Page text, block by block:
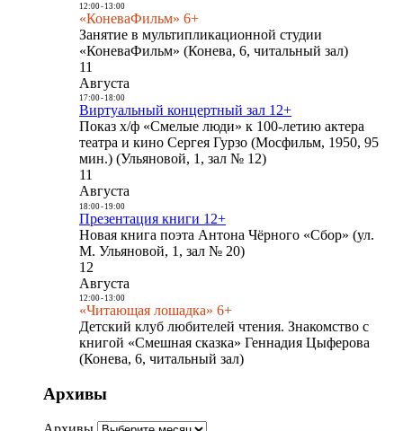
12:00- 13:00
«КоневаФильм» 6+
Занятие в мультипликационной студии
«КоневаФильм» (Конева, 6, читальный зал)
11
Августа
17:00- 18:00
Виртуальный концертный зал 12+
Показ х/ф «Смелые люди» к 100-летию актера
театра и кино Сергея Гурзо (Мосфильм, 1950, 95
мин.) (Ульяновой, 1, зал № 12)
11
Августа
18:00- 19:00
Презентация книги 12+
Новая книга поэта Антона Чёрного «Сбор» (ул.
М. Ульяновой, 1, зал № 20)
12
Августа
12:00- 13:00
«Читающая лошадка» 6+
Детский клуб любителей чтения. Знакомство с
книгой «Смешная сказка» Геннадия Цыферова
(Конева, 6, читальный зал)
Архивы